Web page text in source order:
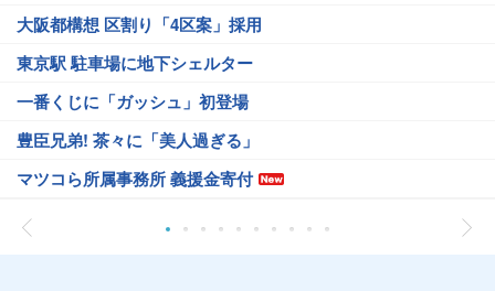
大阪都構想 区割り「4区案」採用
東京駅 駐車場に地下シェルター
一番くじに「ガッシュ」初登場
豊臣兄弟! 茶々に「美人過ぎる」
マツコら所属事務所 義援金寄付